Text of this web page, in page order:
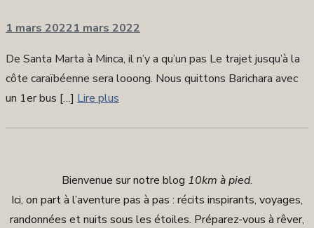
Publié
1 mars 20221 mars 2022
De Santa Marta à Minca, il n’y a qu’un pas Le trajet jusqu’à la
côte caraïbéenne sera looong. Nous quittons Barichara avec
un 1er bus […] Lire plus
Bienvenue sur notre blog 10km à pied.
Ici, on part à l’aventure pas à pas : récits inspirants, voyages,
randonnées et nuits sous les étoiles. Préparez-vous à rêver,